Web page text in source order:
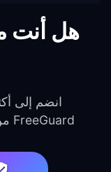
هل أنت
انضم إلى
FreeGuard من أجل خصوصيتهم على الإنترنت.